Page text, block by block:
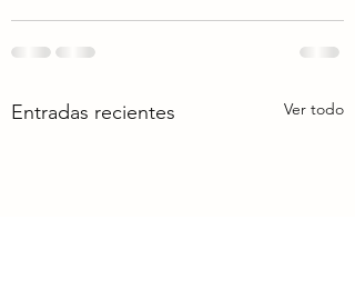
Entradas recientes Ver todo